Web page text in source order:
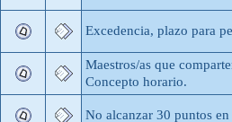
Excedencia, plazo para
Maestros/as que
Concepto horario.
No alcanzar 30 puntos